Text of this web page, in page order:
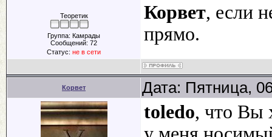
Теоретик
Группа: Камрады
Сообщений: 72
Статус: не в сети
Корвет, если
прямо.
Корвет Дата: Пятница,
toledo, что Вы